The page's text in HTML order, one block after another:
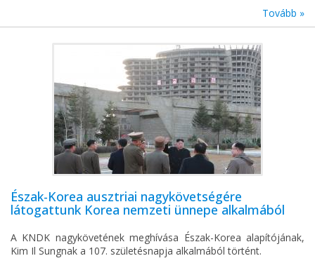
Tovább »
Észak-Korea ausztriai nagykövetségére
látogattunk Korea nemzeti ünnepe alkalmából
A KNDK nagykövetének meghívása Észak-Korea alapítójának,
Kim Il Sungnak a 107. születésnapja alkalmából történt.